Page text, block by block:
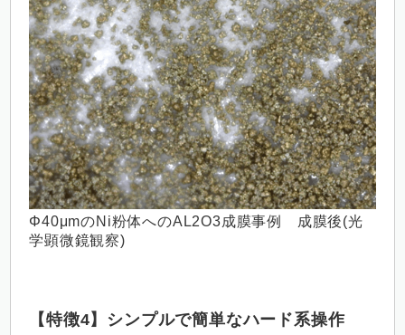
Φ40μmのNi粉体へのAL2O3成膜事例 成膜後(光
学顕微鏡観察)
【特徴4】シンプルで簡単なハード系操作